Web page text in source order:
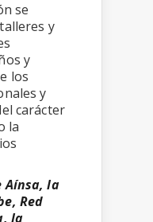
se
y
y
los
y
carácter
la
Aínsa, la
Red
la